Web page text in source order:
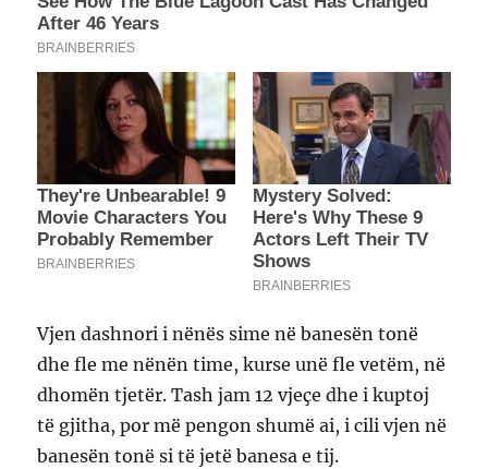
Vjen dashnori i nënës sime në banesën tonë
dhe fle me nënën time, kurse unë fle vetëm, në
dhomën tjetër. Tash jam 12 vjeçe dhe i kuptoj
të gjitha, por më pengon shumë ai, i cili vjen në
banesën tonë si të jetë banesa e tij.